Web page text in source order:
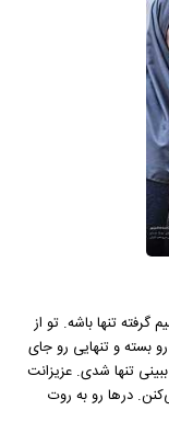
تنها باشه. تو از
بسته و تنهایی رو جای
تنها شدی. عزیزانت
درها رو به روت